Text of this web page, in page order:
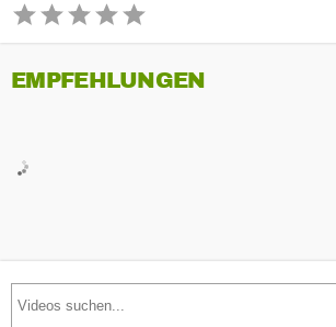
EMPFEHLUNGEN